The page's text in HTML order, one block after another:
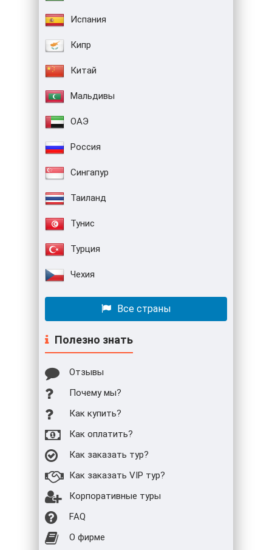
Испания
Кипр
Китай
Мальдивы
ОАЭ
Россия
Сингапур
Таиланд
Тунис
Турция
Чехия
Все страны
Полезно знать
Отзывы
Почему мы?
Как купить?
Как оплатить?
Как заказать тур?
Как заказать VIP тур?
Корпоративные туры
FAQ
О фирме